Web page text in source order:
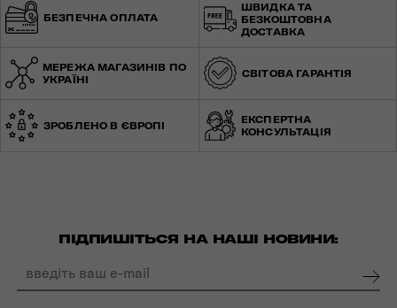
БЕЗПЕЧНА ОПЛАТА
ШВИДКА ТА
БЕЗКОШТОВНА
ДОСТАВКА
МЕРЕЖА МАГАЗИНІВ ПО
УКРАЇНІ
СВІТОВА ГАРАНТІЯ
ЗРОБЛЕНО В ЄВРОПІ
ЕКСПЕРТНА
КОНСУЛЬТАЦІЯ
ПІДПИШІТЬСЯ НА НАШІ НОВИНИ: